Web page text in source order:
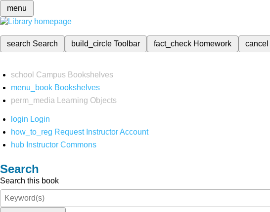
menu
search Search build_circleToolbar fact_check Homework cancel
school Campus Bookshelves
menu_book Bookshelves
perm_media
Learning Objects
login Login
how_to_reg Request Instructor Account
hub Instructor Commons
Search
Search this book